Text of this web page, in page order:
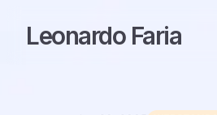
Leonardo Faria